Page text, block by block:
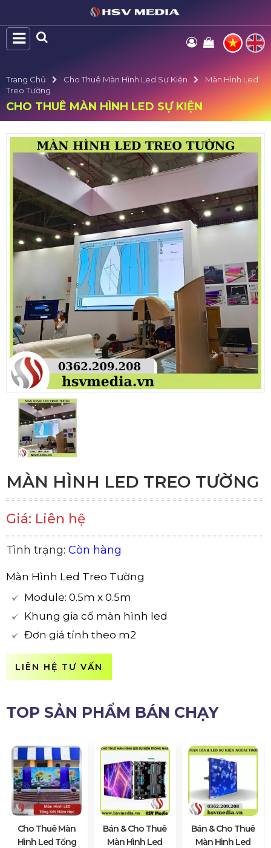
Trang Chủ Cho Thuê Màn Hình Led Sự Kiện
Màn Hình Led
Treo Tường
CHO THUÊ MÀN HÌNH LED SỰ KIỆN
MÀN HÌNH LED TREO TƯỜNG
Giá: Liên hệ
Tình trạng: Còn hàng
Màn Hình Led Treo Tường
Module: 0.5m x 0.5m
Khung gia cố màn hình led
Đơn giá tính theo m2
LIÊN HỆ TƯ VẤN
TOP SẢN PHẨM BÁN CHẠY
Cho Thuê Màn
Hình Led Tổng
Bán & Cho Thuê
Màn Hình Led
Bán & Cho Thuê
Màn Hình Led